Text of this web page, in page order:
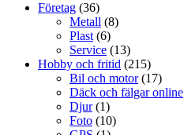
Företag (36)
Metall (8)
Plast (6)
Service (13)
Hobby och fritid (215)
Bil och motor(17)
Däck och fälgar online
Djur(1)
Foto (10)